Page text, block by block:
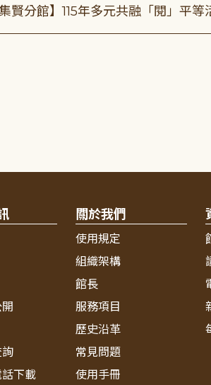
集賢分館】115年多元共融「閱」平等
下載
關於我們
使用規定
組織架構
館長
服務項目
歷史沿革
常見問題
使用手冊